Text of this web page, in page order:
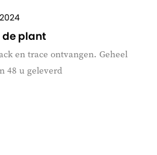
de plant
en trace ontvangen. Geheel
48 u geleverd